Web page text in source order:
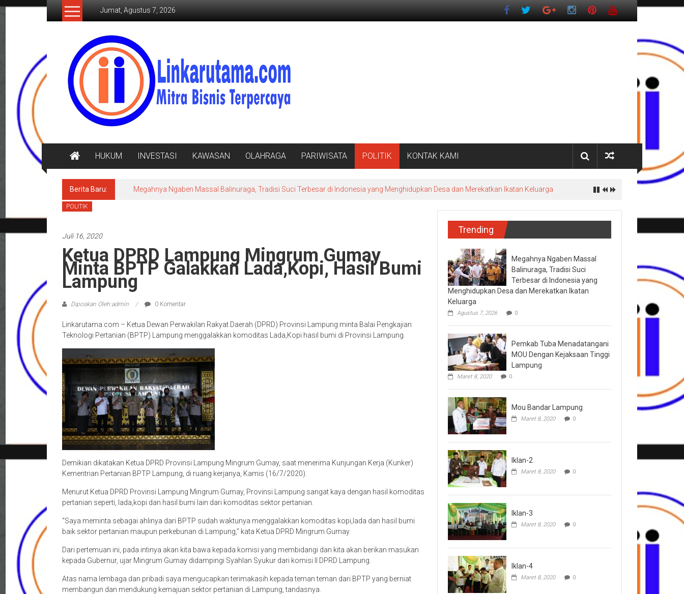
Lompat
Jumat, Agustus 7, 2026
LINKARUTAMA.COM
Mitra
Bisnis
Terpercaya
HUKUM INVESTASI KAWASAN OLAHRAGA PARIWISATA POLITIK KONTAK KAMI
Berita Baru: Megahnya Ngaben Massal Balinuraga, Tradisi Suci Terbesar di Indonesia yang Menghidupkan Desa dan Merekatkan Ikatan Keluarga
POLITIK
Juli 16, 2020
Ketua DPRD Lampung Mingrum Gumay
Minta BPTP Galakkan Lada,Kopi, Hasil Bumi
Lampung
Diposkan Oleh:admin 0 Komentar
Linkarutama.com – Ketua Dewan Perwakilan Rakyat Daerah (DPRD) Provinsi Lampung minta Balai Pengkajian
Teknologi Pertanian (BPTP) Lampung menggalakkan komoditas Lada,Kopi hasil bumi di Provinsi Lampung.
Demikian dikatakan Ketua DPRD Provinsi Lampung Mingrum Gumay, saat menerima Kunjungan Kerja (Kunker)
Kementrian Pertanian BPTP Lampung, di ruang kerjanya, Kamis (16/7/2020).
Menurut Ketua DPRD Provinsi Lampung Mingrum Gumay, Provinsi Lampung sangat kaya dengan hasil komoditas
pertanian seperti, lada,kopi dan hasil bumi lain dari komoditas sektor pertanian.
“Saya meminta sebagai ahlinya dari BPTP sudah waktunya menggalakkan komoditas kopi,lada dan hasil bumi
baik sektor pertanian maupun perkebunan di Lampung,” kata Ketua DPRD Mingrum Gumay.
Dari pertemuan ini, pada intinya akan kita bawa kepada komisi yang membidangi dan kita akan berikan masukan
kepada Gubernur, ujar Mingrum Gumay didampingi Syahlan Syukur dari komisi II DPRD Lampung.
Atas nama lembaga dan pribadi saya mengucapkan terimakasih kepada teman teman dari BPTP yang berniat
membangun dan mendukung kemajuan sektor pertanian di Lampung, tandasnya.
Trending
Megahnya Ngaben Massal
Balinuraga, Tradisi Suci
Terbesar di Indonesia yang
Menghidupkan Desa dan Merekatkan Ikatan
Keluarga
Agustus 7, 2026 0
Pemkab Tuba Menadatangani
MOU Dengan Kejaksaan Tinggi
Lampung
Maret 8, 2020 0
Mou Bandar Lampung
Maret 8, 2020 0
Iklan-2
Maret 8, 2020 0
Iklan-3
Maret 8, 2020 0
Iklan-4
Maret 8, 2020 0